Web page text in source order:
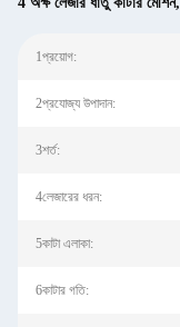
1প্রয়োগ:
2প্রযোজ্য উপাদান:
3শর্ত:
4লেজারের ধরন:
5কাটা এলাকা:
6কাটার গতি: